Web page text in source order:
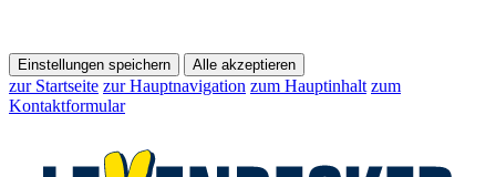
Einstellungen speichern Alle akzeptieren
zur Startseite zur Hauptnavigation zum Hauptinhalt zum
Kontaktformular